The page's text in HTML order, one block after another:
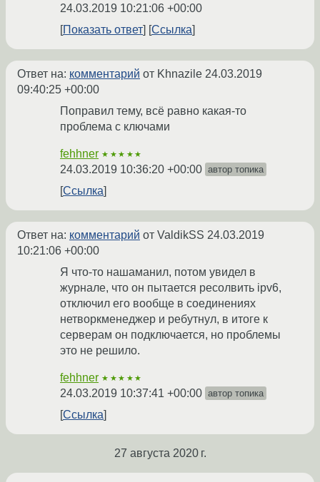
24.03.2019 10:21:06 +00:00
Показать ответ
Ссылка
Ответ на: комментарий от Khnazile 24.03.2019
09:40:25 +00:00
Поправил тему, всё равно какая-то
проблема с ключами
fehhner ★★★★★
24.03.2019 10:36:20 +00:00 автор топика
Ссылка
Ответ на: комментарий от ValdikSS 24.03.2019
10:21:06 +00:00
Я что-то нашаманил, потом увидел в
журнале, что он пытается ресолвить ipv6,
отключил его вообще в соединениях
нетворкменеджер и ребутнул, в итоге к
серверам он подключается, но проблемы
это не решило.
fehhner ★★★★★
24.03.2019 10:37:41 +00:00 автор топика
Ссылка
27 августа 2020 г.